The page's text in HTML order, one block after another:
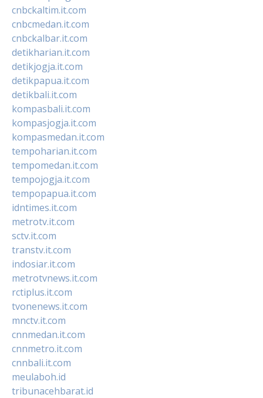
cnbckaltim.it.com
cnbcmedan.it.com
cnbckalbar.it.com
detikharian.it.com
detikjogja.it.com
detikpapua.it.com
detikbali.it.com
kompasbali.it.com
kompasjogja.it.com
kompasmedan.it.com
tempoharian.it.com
tempomedan.it.com
tempojogja.it.com
tempopapua.it.com
idntimes.it.com
metrotv.it.com
sctv.it.com
transtv.it.com
indosiar.it.com
metrotvnews.it.com
rctiplus.it.com
tvonenews.it.com
mnctv.it.com
cnnmedan.it.com
cnnmetro.it.com
cnnbali.it.com
meulaboh.id
tribunacehbarat.id